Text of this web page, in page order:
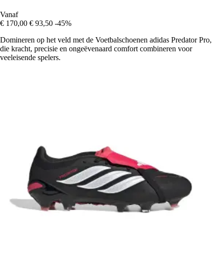
Vanaf
€ 170,00 € 93,50 -45%
Domineren op het veld met de Voetbalschoenen adidas Predator Pro,
die kracht, precisie en ongeëvenaard comfort combineren voor
veeleisende spelers.